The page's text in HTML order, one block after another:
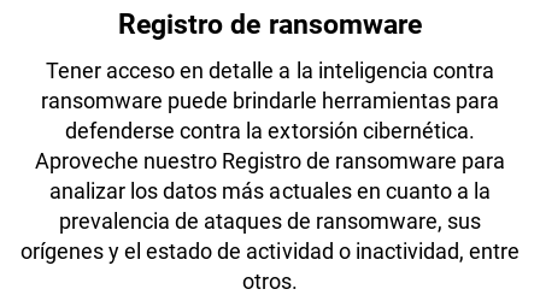
Registro de ransomware
Tener acceso en detalle a la inteligencia contra
ransomware puede brindarle herramientas para
defenderse contra la extorsión cibernética.
Aproveche nuestro Registro de ransomware para
analizar los datos más actuales en cuanto a la
prevalencia de ataques de ransomware, sus
orígenes y el estado de actividad o inactividad, entre
otros.